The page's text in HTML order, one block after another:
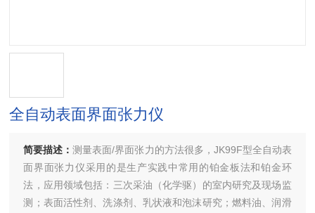
全自动表面界面张力仪
简要描述：测量表面/界面张力的方法很多，JK99F型全自动表
面界面张力仪采用的是生产实践中常用的铂金板法和铂金环
法，应用领域包括：三次采油（化学驱）的室内研究及现场监
测；表面活性剂、洗涤剂、乳状液和泡沫研究；燃料油、润滑